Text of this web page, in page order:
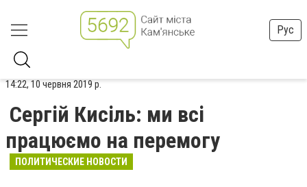
Рус
14:22, 10 червня 2019 р.
Сергій Кисіль: ми всі
працюємо на перемогу
ПОЛИТИЧЕСКИЕ НОВОСТИ